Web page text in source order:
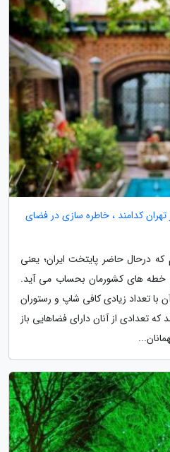
تهران کدامند ، خاطره سازی در فضای
درحال حاضر پایتخت ایران؛ یعنی
خطه های کشورمان بحساب می آید.
تعداد زیادی کافی شاپ و رستوران
تعدادی از آنان دارای فضاهایی باز